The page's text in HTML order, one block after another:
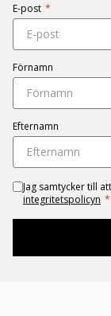
E-post *
Förnamn
Efternamn
Jag samtycker till
integritetspolicyn *